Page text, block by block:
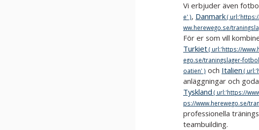
Vi erbjuder även
, Danmark
För er som vill
Turkiet
och Italien
anläggningar och
Tyskland
professionella
teambuilding.